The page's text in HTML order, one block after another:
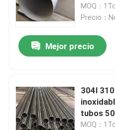
pulgada
MOQ：
Precio：
Mejor precio
304l
tubos
m 75m
MOQ：